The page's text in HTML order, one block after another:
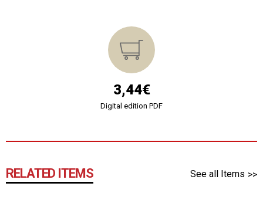
3,44€
Digital edition PDF
RELATED ITEMS See all Items